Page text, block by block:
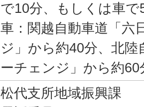
で10分、もしくは車で
車：関越自動車道「六
ジ」から約40分、北
ーチェンジ」から約60
松代支所地域振興課